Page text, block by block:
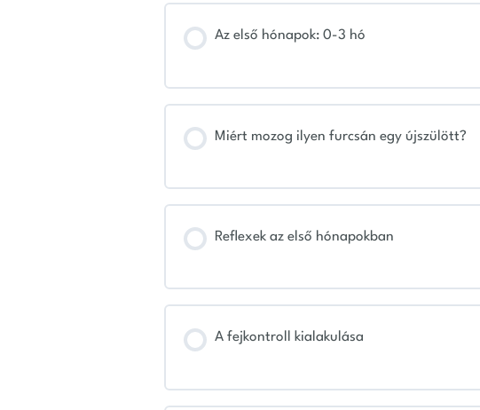
Az első hónapok: 0-3 hó
Miért mozog ilyen furcsán egy újszülött?
Reflexek az első hónapokban
A fejkontroll kialakulása